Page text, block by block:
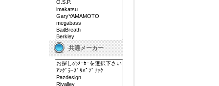
共通メーカー